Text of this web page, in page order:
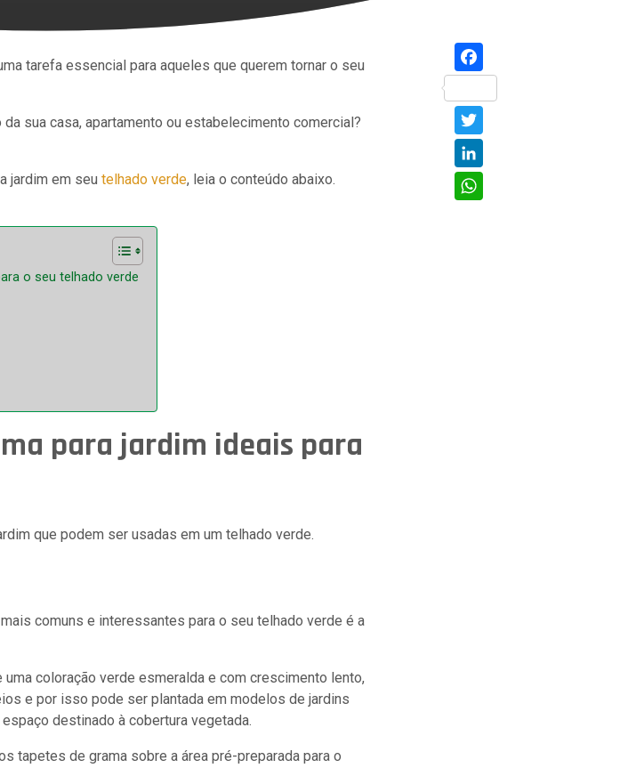
tarefa essencial para aqueles que querem tornar o seu
sua casa, apartamento ou estabelecimento comercial?
jardim em seu telhado verde, leia o conteúdo abaixo.
o seu telhado verde
para jardim ideais para
que podem ser usadas em um telhado verde.
comuns e interessantes para o seu telhado verde é a
coloração verde esmeralda e com crescimento lento,
e por isso pode ser plantada em modelos de jardins
destinado à cobertura vegetada.
tapetes de grama sobre a área pré-preparada para o
Facebook
Twitter
LinkedIn
WhatsApp